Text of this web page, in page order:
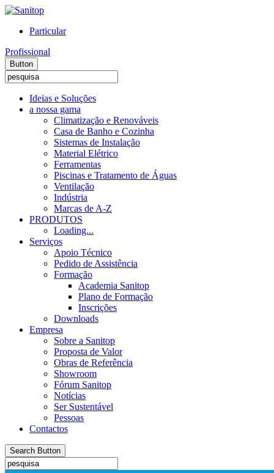
Particular
Profissional
Button
Ideias e Soluções
a nossa gama
Climatização e Renováveis
Casa de Banho e Cozinha
Sistemas de Instalação
Material Elétrico
Ferramentas
Piscinas e Tratamento de Águas
Ventilação
Indústria
Marcas de A-Z
PRODUTOS
Loading...
Serviços
Apoio Técnico
Pedido de Assistência
Formação
Academia Sanitop
Plano de Formação
Inscrições
Downloads
Empresa
Sobre a Sanitop
Proposta de Valor
Obras de Referência
Showroom
Fórum Sanitop
Notícias
Ser Sustentável
Pessoas
Contactos
Search Button